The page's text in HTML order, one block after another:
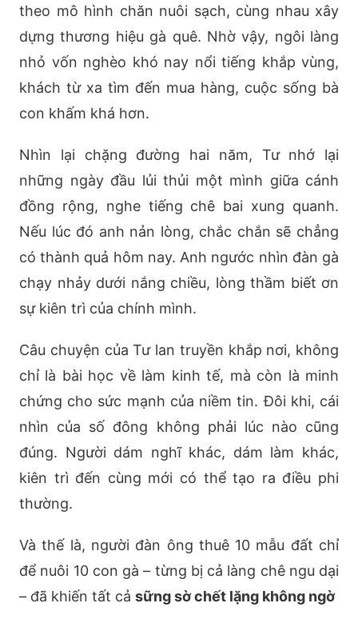
theo mô hình chăn nuôi sạch, cùng nhau xây
dựng thương hiệu gà quê. Nhờ vậy, ngôi làng
nhỏ vốn nghèo khó nay nổi tiếng khắp vùng,
khách từ xa tìm đến mua hàng, cuộc sống bà
con khấm khá hơn.
Nhìn lại chặng đường hai năm, Tư nhớ lại
những ngày đầu lủi thủi một mình giữa cánh
đồng rộng, nghe tiếng chê bai xung quanh.
Nếu lúc đó anh nản lòng, chắc chắn sẽ chẳng
có thành quả hôm nay. Anh ngước nhìn đàn gà
chạy nhảy dưới nắng chiều, lòng thầm biết ơn
sự kiên trì của chính mình.
Câu chuyện của Tư lan truyền khắp nơi, không
chỉ là bài học về làm kinh tế, mà còn là minh
chứng cho sức mạnh của niềm tin. Đôi khi, cái
nhìn của số đông không phải lúc nào cũng
đúng. Người dám nghĩ khác, dám làm khác,
kiên trì đến cùng mới có thể tạo ra điều phi
thường.
Và thế là, người đàn ông thuê 10 mẫu đất chỉ
để nuôi 10 con gà – từng bị cả làng chê ngu dại
– đã khiến tất cả sững sờ chết lặng không ngờ